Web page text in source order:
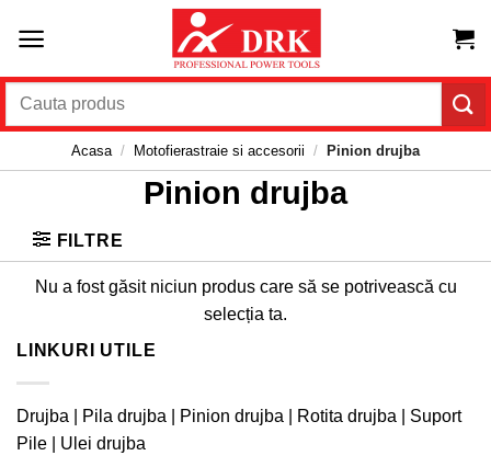
Caută
Acasa / Motofierastraie si accesorii / Pinion drujba
Pinion drujba
FILTRE
Nu a fost găsit niciun produs care să se potrivească cu
selecția ta.
LINKURI UTILE
Drujba Pila drujba Pinion drujba Rotita drujba
Suport
Pile
Ulei drujba